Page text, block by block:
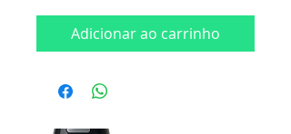
Adicionar ao carrinho